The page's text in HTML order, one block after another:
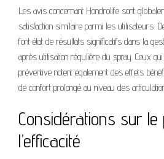
Les avis concernant Hondrolife sont
satisfaction similaire parmi les utilisateurs.
font état de résultats significatifs dans la
après utilisation régulière du spray. Ceux
préventive notent également des effets
de confort prolongé au niveau des
Considérations sur
l’efficacité